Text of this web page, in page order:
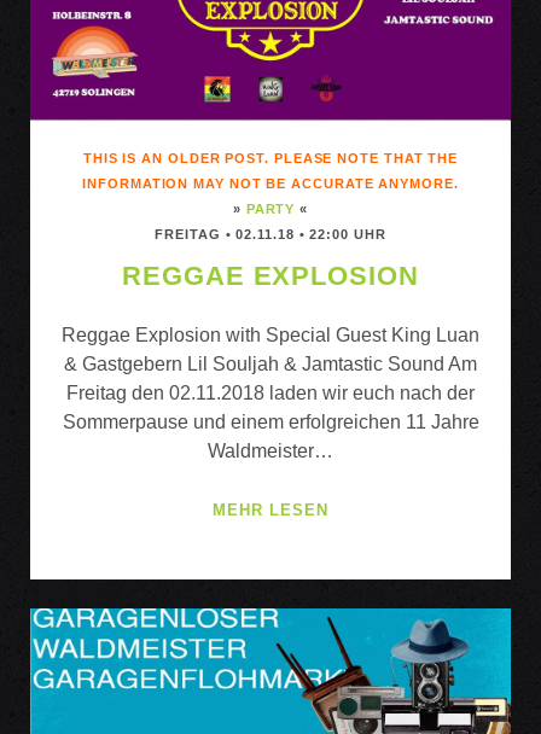
PLANET
THIS IS AN OLDER POST. PLEASE NOTE THAT THE
INFORMATION MAY NOT BE ACCURATE ANYMORE.
» PARTY «
FREITAG • 02.11.18 • 22:00 UHR
REGGAE EXPLOSION
Reggae Explosion with Special Guest King Luan
& Gastgebern Lil Souljah & Jamtastic Sound Am
Freitag den 02.11.2018 laden wir euch nach der
Sommerpause und einem erfolgreichen 11 Jahre
Waldmeister…
MEHR LESEN